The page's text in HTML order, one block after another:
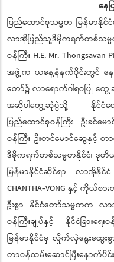
နေ
ပြည်ထောင်စုသမ္မတ မြန်မာနို
လာအိုပြည်သူ့ဒီမိုကရက်တစ်သမ္မတ
ဝန်ကြီး H.E. Mr.
အဖွဲ့က ယနေ့နံနက်ပိုင်းတွင် နေ
တော်၌ လာရောက်ဂါရဝပြု တွ
အဆိုပါတွေ့ဆုံပွဲသို့ နိုင်ငံတေ
ပြည်ထောင်စုဝန်ကြီး ဦးခင်မော
ဝန်ကြီး ဦးတင်မောင်ဆွေနှင့်
ဒီမိုကရက်တစ်သမ္မတနိုင်ငံ၊ ဒုတိယဝ
မြန်မာနိုင်ငံဆိုင်ရာ လာအိုနိုင်
CHANTHA-VONG နှင့် ကို
ဦးစွာ နိုင်ငံတော်သမ္မတက
ဝန်ကြီးချုပ်နှင့် နိုင်ငံခြား
မြန်မာနိုင်ငံမှ လှိုက်လှဲနွေးထွေးစွ
တာဝန်ထမ်းဆောင်ပြီးနောက်ပိုင်